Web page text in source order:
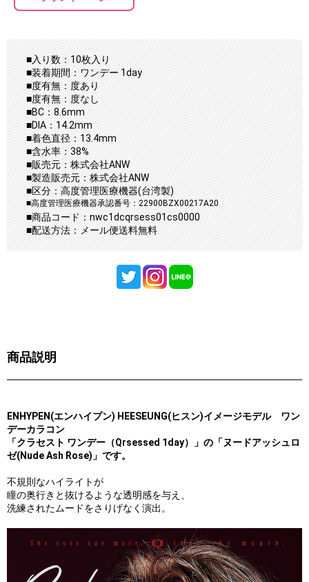
■入り数：10枚入り
■装着期間：ワンデー 1day
■度有無：度あり
■度有無：度なし
■BC：8.6mm
■DIA：14.2mm
■着色直径：13.4mm
■含水率：38%
■販売元：株式会社ANW
■製造販売元：株式会社ANW
■区分：高度管理医療機器(台湾製)
■高度管理医療機器承認番号：22900BZX00217A20
■商品コード：nwc1dcqrsess01cs0000
■配送方法：メール便送料無料
商品説明
ENHYPEN(エンハイプン) HEESEUNG(ヒスン)イメージモデル ワン
デーカラコン
「クラセスト ワンデー（Qrsessed 1day）」の「ヌードアッシュロ
ゼ(Nude Ash Rose)」です。
不規則なハイライトが
瞳の奥行きと抜けるような透明感を与え、
洗練されたムードをさりげなく演出。